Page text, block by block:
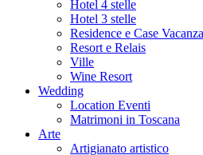
Hotel 4 stelle
Hotel 3 stelle
Residence e Case Vacanza
Resort e Relais
Ville
Wine Resort
Wedding
Location Eventi
Matrimoni in Toscana
Arte
Artigianato artistico